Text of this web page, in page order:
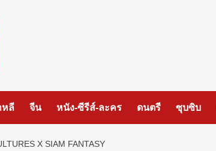
หลี จีน หนัง-ซีรีส์-ละคร ดนตรี ซุบซิบ
X SIAM FANTASY